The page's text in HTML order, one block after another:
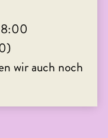
wir auch noch